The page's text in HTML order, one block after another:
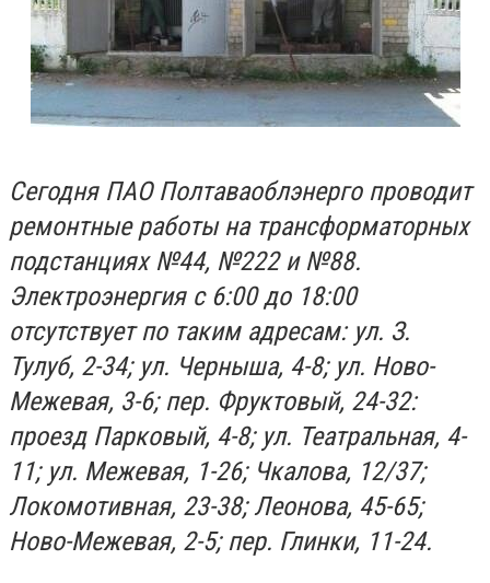
Сегодня ПАО Полтаваоблэнерго проводит
ремонтные работы на трансформаторных
подстанциях №44, №222 и №88.
Электроэнергия с 6:00 до 18:00
отсутствует по таким адресам: ул. З.
Тулуб, 2-34; ул. Черныша, 4-8; ул. Ново-
Межевая, 3-6; пер. Фруктовый, 24-32:
проезд Парковый, 4-8; ул. Театральная, 4-
11; ул. Межевая, 1-26; Чкалова, 12/37;
Локомотивная, 23-38; Леонова, 45-65;
Ново-Межевая, 2-5; пер. Глинки, 11-24.